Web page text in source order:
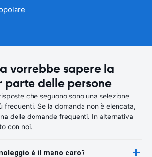
vorrebbe sapere la
parte delle persone
che seguono sono una selezione
frequenti. Se la domanda non è elencata,
delle domande frequenti. In alternativa
con noi.
è il meno caro?